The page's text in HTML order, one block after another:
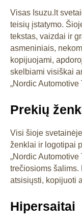
Visas Isuzu.lt
teisių įstatymo.
tekstas, vaizdai ir
asmeniniais,
kopijuojami,
skelbiami visiškai
„Nordic Automotive
Prekių
Visi šioje
ženklai ir logotipai
„Nordic
trečiosioms šalims.
atsisiųsti, kopijuoti
Hipersaitai